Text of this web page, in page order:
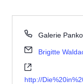
Telefon
Galerie
Email
Brigitte
http://